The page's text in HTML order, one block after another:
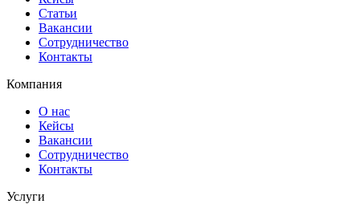
Статьи
Вакансии
Сотрудничество
Контакты
Компания
О нас
Кейсы
Вакансии
Сотрудничество
Контакты
Услуги